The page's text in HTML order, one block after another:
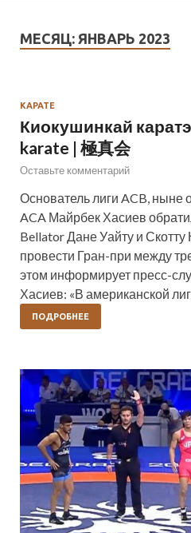
МЕСЯЦ: ЯНВАРЬ 2023
КАРАТЕ
Киокушинкай
karate | 極真会
Оставьте комментарий
Основатель лиги ACB, ныне
ACA Майрбек Хасиев
Bellator Дане Уайту и
провести Гран-при между
этом информирует пресс-
Хасиев: «В американской
ПОДРОБНЕЕ